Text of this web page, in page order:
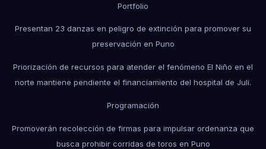
Portfolio
Presentan 23 danzas en peligro de extinción para promover su
preservación en Puno
Priorización de recursos para atender el fenómeno El Niño en el
norte mantiene pendiente el financiamiento del hospital de Juli.
Programación
Promoverán recolección de firmas para impulsar ordenanza que
busca prohibir corridas de toros en Puno